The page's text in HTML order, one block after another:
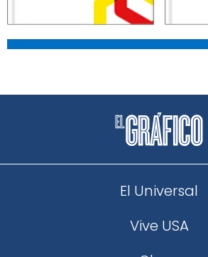
El Universal
Vive USA